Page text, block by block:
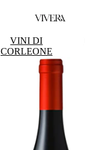
VINI DI
CORLEONE